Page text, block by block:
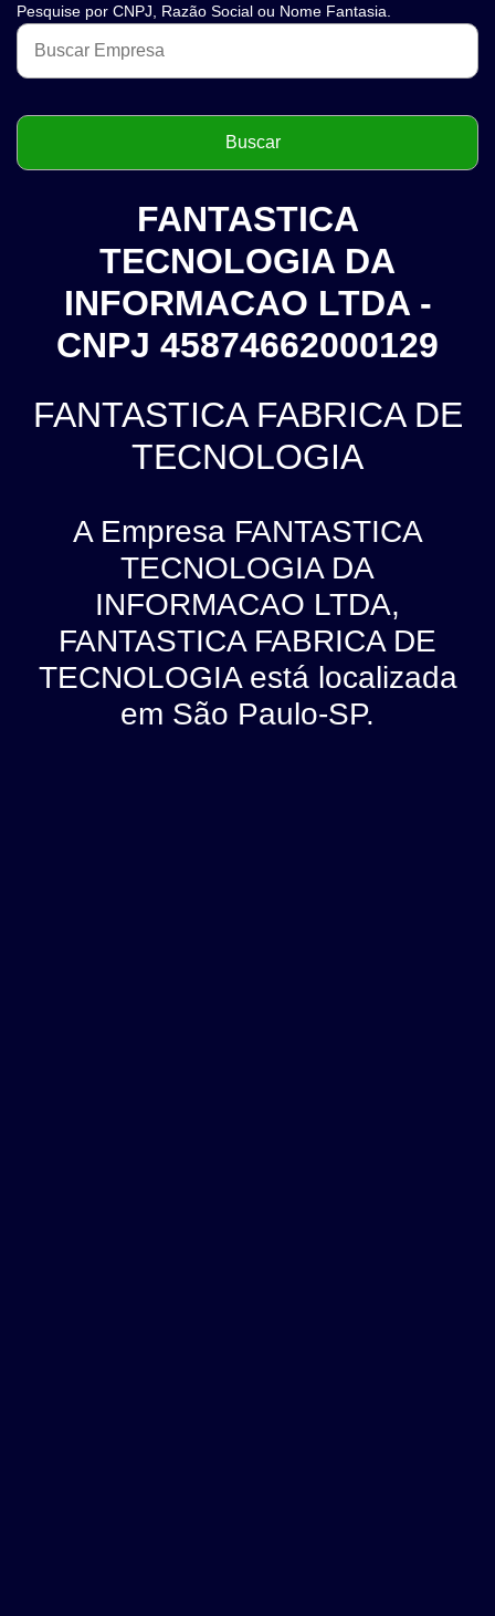
Pesquise por CNPJ, Razão Social ou Nome Fantasia.
FANTASTICA
TECNOLOGIA DA
INFORMACAO LTDA -
CNPJ 45874662000129
FANTASTICA FABRICA DE
TECNOLOGIA
A Empresa FANTASTICA
TECNOLOGIA DA
INFORMACAO LTDA,
FANTASTICA FABRICA DE
TECNOLOGIA está localizada
em São Paulo-SP.